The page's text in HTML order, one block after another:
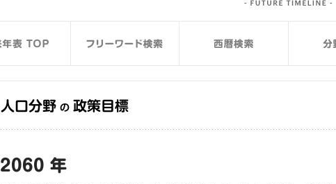
人口分野 の 政策目標
2060 年